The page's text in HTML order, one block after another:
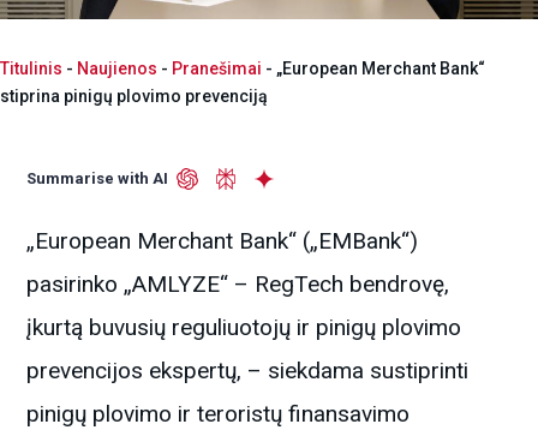
Titulinis - Naujienos - Pranešimai - „European Merchant Bank“
stiprina pinigų plovimo prevenciją
Summarise with AI
„European Merchant Bank“ („EMBank“)
pasirinko „AMLYZE“ – RegTech bendrovę,
įkurtą buvusių reguliuotojų ir pinigų plovimo
prevencijos ekspertų, – siekdama sustiprinti
pinigų plovimo ir teroristų finansavimo